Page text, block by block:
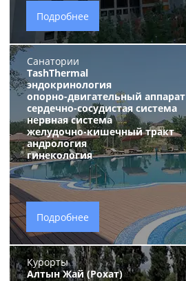
Подробнее
Санатории
TashThermal
эндокринология
опорно-двигательный аппарат
сердечно-сосудистая система
нервная система
желудочно-кишечный тракт
андрология
гинекология
Подробнее
Курорты
Алтын Жай (Рохат)